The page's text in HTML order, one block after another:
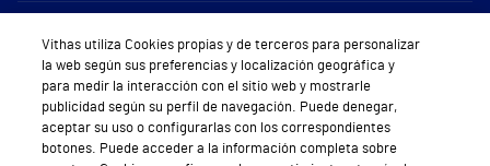
Sobre Vithas
Quiénes somos
Trabajar en Vithas
Vithas utiliza Cookies propias y de terceros para personalizar
la web según sus preferencias y localización geográfica y
para medir la interacción con el sitio web y mostrarle
publicidad según su perfil de navegación. Puede denegar,
aceptar su uso o configurarlas con los correspondientes
botones. Puede acceder a la información completa sobre